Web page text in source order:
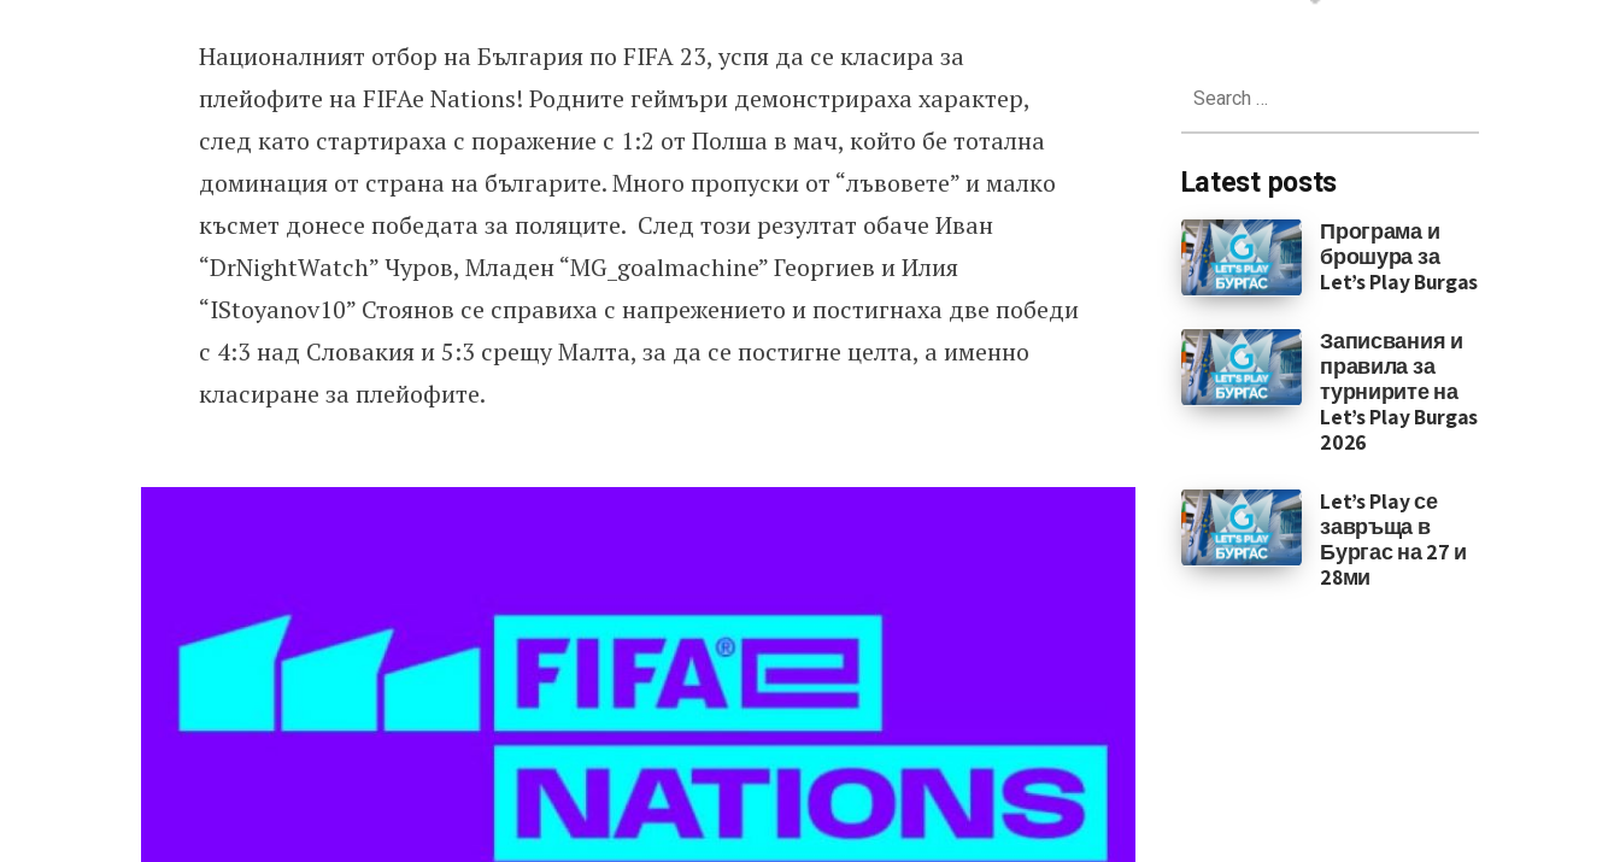
България се класира за плейофите на FIFAe Nations!
Националният отбор на България по FIFA 23, успя да се класира за
плейофите на FIFAe Nations! Родните геймъри демонстрираха характер,
след като стартираха с поражение с 1:2 от Полша в мач, който бе тотална
доминация от страна на българите. Много пропуски от “лъвовете” и малко
късмет донесе победата за поляците. След този резултат обаче Иван
“DrNightWatch” Чуров, Младен “MG_goalmachine” Георгиев и Илия
“IStoyanov10” Стоянов се справиха с напрежението и постигнаха две победи
с 4:3 над Словакия и 5:3 срещу Малта, за да се постигне целта, а именно
класиране за плейофите.
for:
Latest posts
Програма и
брошура за
Let’s Play Burgas
Записвания и
правила за
турнирите на
Let’s Play Burgas
2026
Let’s Play се
завръща в
Бургас на 27 и
28ми